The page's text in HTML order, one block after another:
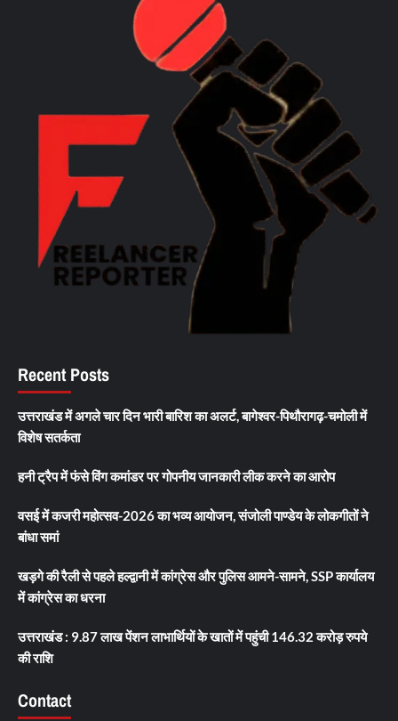
Recent Posts
उत्तराखंड में अगले चार दिन भारी बारिश का अलर्ट, बागेश्वर-पिथौरागढ़-चमोली में
विशेष सतर्कता
हनी ट्रैप में फंसे विंग कमांडर पर गोपनीय जानकारी लीक करने का आरोप
वसई में कजरी महोत्सव-2026 का भव्य आयोजन, संजोली पाण्डेय के लोकगीतों ने
बांधा समां
खड़गे की रैली से पहले हल्द्वानी में कांग्रेस और पुलिस आमने-सामने, SSP कार्यालय
में कांग्रेस का धरना
उत्तराखंड : 9.87 लाख पेंशन लाभार्थियों के खातों में पहुंची 146.32 करोड़ रुपये
की राशि
Contact